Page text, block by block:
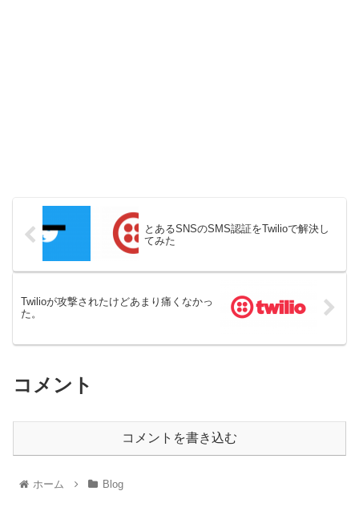
とあるSNSのSMS認証をTwilioで解決し
てみた
Twilioが攻撃されたけどあまり痛くなかっ
た。
コメント
コメントを書き込む
ホーム Blog